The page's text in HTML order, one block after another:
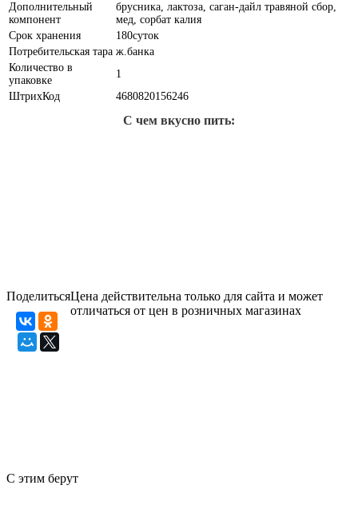
Дополнительный
компонент
брусника, лактоза, саган-дайл травяной сбор,
мед, сорбат калия
Срок хранения
180суток
Потребительская тара ж.банка
Количество в
упаковке
1
ШтрихКод
4680820156246
С чем вкусно пить:
ПоделитьсяЦена действительна только для сайта и может
отличаться от цен в розничных магазинах
С этим берут